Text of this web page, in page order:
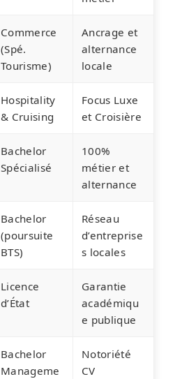
Commerce
(Spé.
Tourisme)
Ancrage et
alternance
locale
Hospitality
& Cruising
Focus Luxe
et Croisière
Bachelor
Spécialisé
100%
métier et
alternance
Bachelor
(poursuite
BTS)
Réseau
d’entreprise
s locales
Licence
d’État
Garantie
académiqu
e publique
Bachelor
Manageme
Notoriété
CV